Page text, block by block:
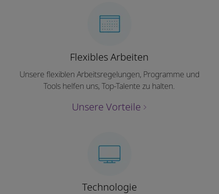
Flexibles Arbeiten
Unsere flexiblen Arbeitsregelungen, Programme und
Tools helfen uns, Top-Talente zu halten.
Unsere Vorteile
Technologie